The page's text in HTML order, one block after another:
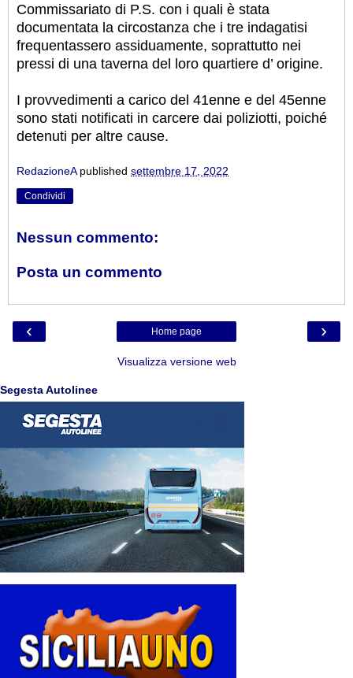
Commissariato di P.S. con i quali è stata
documentata la circostanza che i tre indagatisi
frequentassero assiduamente, soprattutto nei
pressi di una taverna del loro quartiere d’ origine.
I provvedimenti a carico del 41enne e del 45enne
sono stati notificati in carcere dai poliziotti, poiché
detenuti per altre cause.
RedazioneA published settembre 17, 2022
Condividi
Nessun commento:
Posta un commento
‹ ›
Home page
Visualizza versione web
Segesta Autolinee